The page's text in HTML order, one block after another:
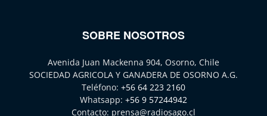
SOBRE NOSOTROS
Avenida Juan Mackenna 904, Osorno, Chile
SOCIEDAD AGRICOLA Y GANADERA DE OSORNO A.G.
Teléfono: +56 64 223 2160
Whatsapp: +56 9 57244942
Contacto: prensa@radiosago.cl